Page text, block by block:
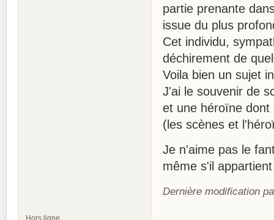
partie prenante
issue du plus
Cet individu,
déchirement de
Voila bien un sujet
J'ai le souvenir de
et une héroïne dont
(les scènes et
Je n'aime pas le
même s'il
Dernière modification
Hors ligne